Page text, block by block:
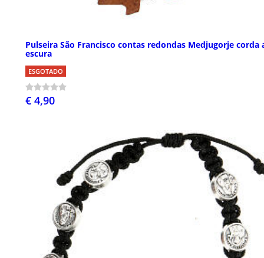
Pulseira São Francisco contas redondas Medjugorje corda
escura
ESGOTADO
€ 4,90